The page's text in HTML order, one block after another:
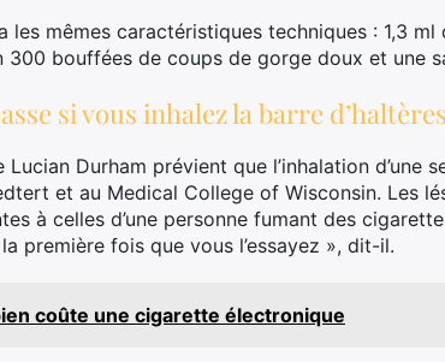
les mêmes caractéristiques techniques : 1,3
300 bouffées de coups de gorge doux et une
si vous inhalez la barre
Lucian Durham prévient que l’inhalation
et au Medical College of Wisconsin. Les
à celles d’une personne fumant des
première fois que vous l’essayez », dit-il.
coûte une cigarette électronique